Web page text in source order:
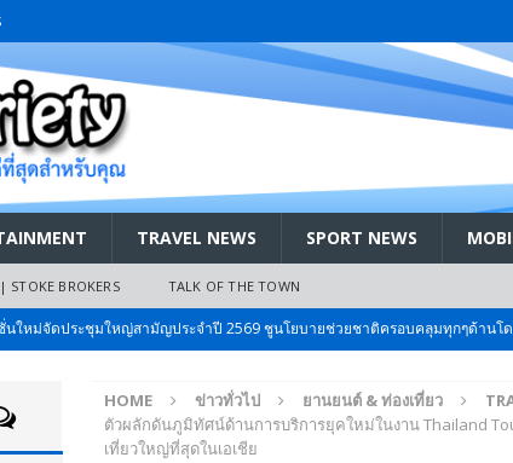
TRAVEL NEWS SPORT NEWS
STOKE BROKERS TALK OF THE TOWN
นใหม่จัดประชุมใหญ่สามัญประจำปี 2569 ชูนโยบายช่วยชาติครอบคลุมทุกๆด้านโ
ล้วงานมหกรรมยานยนต์ The 47th Bangkok International Motor 2026 ที่คนรักร
HOME ข่าวทั่วไป ยานยนต์ & ท่องเที่ยว
ตัวผลักดันภูมิทัศน์ด้านการบริการยุคใหม่ในงาน Thailand
เที่ยวใหญ่ที่สุดในเอเชีย